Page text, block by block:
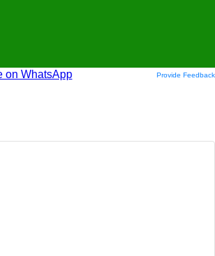
on WhatsApp Provide Feedback